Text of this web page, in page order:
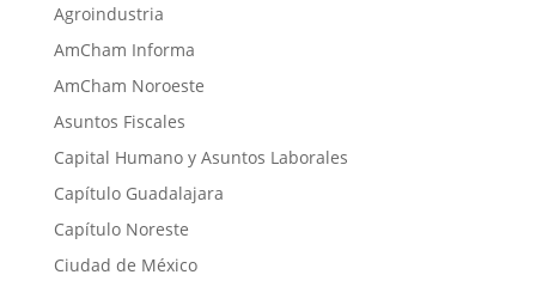
Agroindustria
AmCham Informa
AmCham Noroeste
Asuntos Fiscales
Capital Humano y Asuntos Laborales
Capítulo Guadalajara
Capítulo Noreste
Ciudad de México